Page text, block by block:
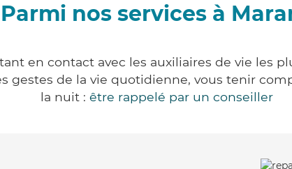
Parmi nos services à
en contact avec les auxiliaires de vie les
gestes de la vie quotidienne, vous tenir
la nuit : être rappelé par un conseiller